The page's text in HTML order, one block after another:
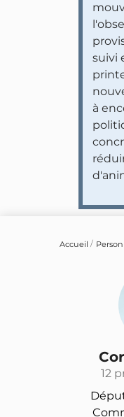
suivi
à
Accueil
12